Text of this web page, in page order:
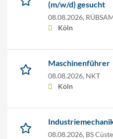
(m/w/d) gesucht
08.08.2026,
Köln
Maschinenführer
08.08.2026, NKT
Köln
08.08.2026, BS